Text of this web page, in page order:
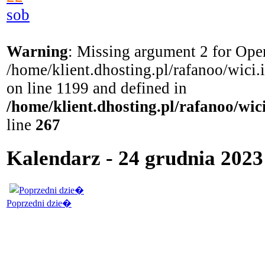
sob
Warning: Missing argument 2 for
/home/klient.dhosting.pl/rafanoo/
on line 1199 and defined in
/home/klient.dhosting.pl/rafanoo/
line 267
Kalendarz - 24 grudnia
Poprzedni dzie�